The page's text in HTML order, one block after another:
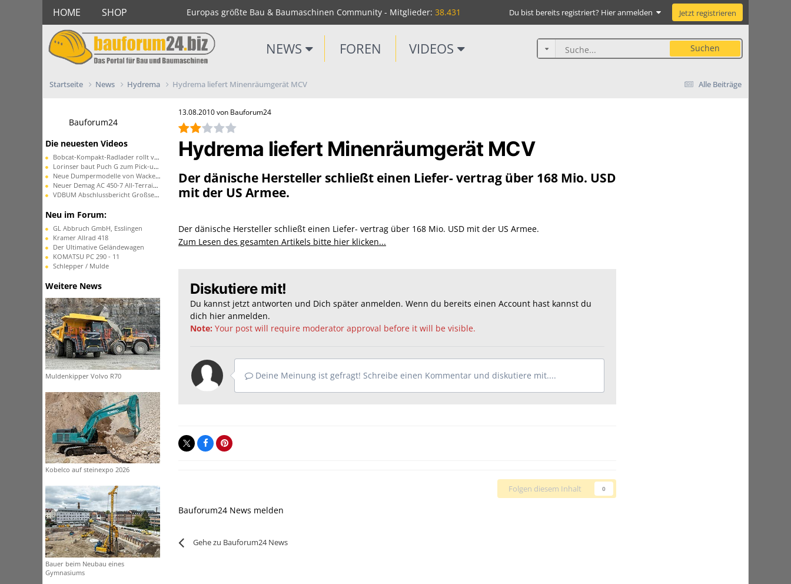
HOME SHOP Europas größte Bau & Baumaschinen Community - Mitglieder: 38.431 Du bist bereits registriert? Hier anmelden Jetzt registrieren
NEWS FOREN VIDEOS Suchen
Alle Beiträge
Startseite News Hydrema Hydrema liefert Minenräumgerät MCV
Bauforum24
Die neuesten Videos
Bobcat-Kompakt-Radlader rollt vom Band
Lorinser baut Puch G zum Pick-up um
Neue Dumpermodelle von Wacker Neuson
Neuer Demag AC 450-7 All-Terrain-Kran
VDBUM Abschlussbericht Großseminar
Neu im Forum:
GL Abbruch GmbH, Esslingen
Kramer Allrad 418
Der Ultimative Geländewagen
KOMATSU PC 290 - 11
Schlepper / Mulde
Weitere News
Muldenkipper Volvo R70
Kobelco auf steinexpo 2026
Bauer beim Neubau eines
Gymnasiums
13.08.2010 von Bauforum24
Hydrema liefert Minenräumgerät MCV
Der dänische Hersteller schließt einen Liefer- vertrag über 168 Mio. USD
mit der US Armee.
Der dänische Hersteller schließt einen Liefer- vertrag über 168 Mio. USD mit der US Armee.
Zum Lesen des gesamten Artikels bitte hier klicken...
Diskutiere mit!
Du kannst jetzt antworten und Dich später anmelden. Wenn du bereits einen Account hast kannst du
dich hier anmelden.
Note: Your post will require moderator approval before it will be visible.
Deine Meinung ist gefragt! Schreibe einen Kommentar und diskutiere mit....
Folgen diesem Inhalt 0
Bauforum24 News melden
Gehe zu Bauforum24 News